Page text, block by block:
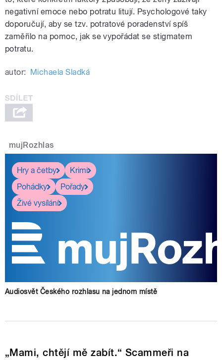
negativní emoce nebo potratu litují. Psychologové taky
doporučují, aby se tzv. potratové poradenství spíš
zaměřilo na pomoc, jak se vypořádat se stigmatem
potratu.
autor: Michaela Sladká
mujRozhlas
Hry a četby
Krimi
Pohádky
Pořady
Živé vysílání
Audiosvět Českého rozhlasu na jednom místě
„Mami, chtějí mě zabít.“ Scammeři na